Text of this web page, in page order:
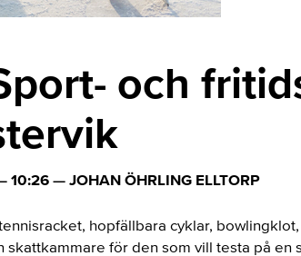
och
10:26 — JOHAN ÖHRLING ELLTORP
hopfällbara cyklar, bowlingklot,
för den som vill testa på en